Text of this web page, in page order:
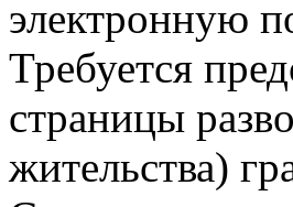
электронную
Требуется
страницы
жительства)